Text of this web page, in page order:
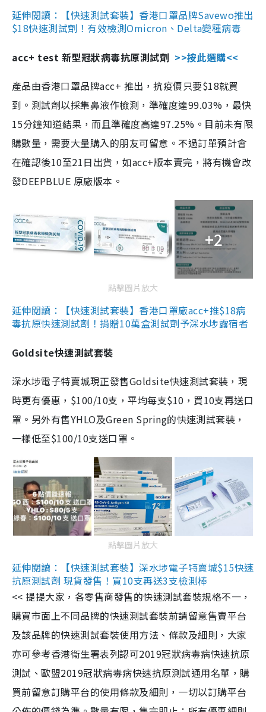
延伸閱讀：【快速測試套裝】香港口罩品牌Savewo推出
$18快速測試劑！有效檢測Omicron、Delta變種病毒
acc+ test 新型冠狀病毒抗原測試劑 >>按此選購<<
產品由香港口罩品牌acc+ 推出，抗疫價只要$18就買
到。測試劑以採集鼻液作檢測，準確度達99.03%，最快
15分鐘知道結果，而且準確度高達97.25%。目前未有限
購數量，需要大量購入的朋友可留意。不過訂單預計會
在確認後10至21日出貨，如acc+版本賣完，將有機會改
發DEEPBLUE 原廠版本。
+2
點擊圖片放大
延伸閱讀：【快速測試套裝】香港口罩廠acc+推$18病
毒抗原快速測試劑！捐贈10萬盒測試劑予深水埗露宿者
Goldsite快速測試套裝
深水埗電子特賣城現正發售Goldsite快速測試套裝，現
時更有優惠，$100/10支，平均每支$10，買10支再送口
罩。另外有售YHLO及Green Spring的快速測試套裝，
一樣低至$100/10支送口罩。
點擊圖片放大
延伸閱讀：【快速測試套裝】深水埗電子特賣城$15快速
抗原測試劑 現貨發售！買10支再送3支檢測棒
<< 提提大家，各零售商發售的快速測試套裝規格不一，
購買市面上不同品牌的快速測試套裝前請留意售賣平台
及該品牌的快速測試套裝使用方法、條款及細則，大家
亦可參考香港衞生署表列認可2019冠狀病毒病快速抗原
測試、歐盟2019冠狀病毒病快速抗原測試通用名單，購
買前留意訂購平台的使用條款及細則，一切以訂購平台